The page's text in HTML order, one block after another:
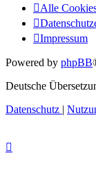
Alle
Impressum
Powered by phpBB
Deutsche
Datenschutz |